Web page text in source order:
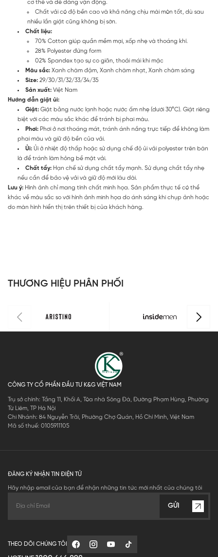
cơ thể và dễ dàng vận động.
Chất vải có độ bền cao và khả năng chịu mài mòn tốt, dù sau
nhiều lần giặt cũng không bị sờn.
Chất liệu:
70% Cotton giúp quần mềm mại, xốp nhẹ và thoáng khí.
28% Polyester đứng form
02% Spandex tạo sự co giãn, thoải mái khi mặc
Màu sắc: Xanh chàm đậm, Xanh chàm nhạt, Xanh chàm sáng
Size: 29/30/31/32/33/34/35
Sản xuất: Việt Nam
Hướng dẫn giặt ủi:
Giặt: Giặt bằng nước lạnh hoặc nước ấm nhẹ (dưới 30°C). Giặt riêng
biệt với các màu sắc khác để tránh bị phai màu.
Phơi: Phơi ở nơi thoáng mát, tránh ánh nắng trực tiếp để không làm
phai màu và giữ độ bền của vải.
Ủi: Ủi ở nhiệt độ thấp hoặc sử dụng chế độ ủi vải polyester trên bàn
là để tránh làm hỏng bề mặt vải.
Chất tẩy: Hạn chế sử dụng chất tẩy mạnh. Sử dụng chất tẩy nhẹ
nếu cần để bảo vệ vải và giữ độ mới lâu dài.
Lưu ý: Hình ảnh chỉ mang tính chất minh họa. Sản phẩm thực tế có thể
khác về màu sắc so với hình ảnh minh họa do ánh sáng khi chụp ảnh hoặc
do màn hình hiển thị trên thiết bị của khách hàng.
THƯƠNG HIỆU PHÂN PHỐI
CÔNG TY CỔ PHẦN ĐẦU TƯ K&G VIỆT NAM
Trụ sở chính: Tầng 11, Khối A, Tòa nhà Sông Đà, Đường Phạm Hùng, Phường
Từ Liêm, TP Hà Nội
Chi Nhánh: 84 Nguyễn Trãi, Phường Chợ Quán, Hồ Chí Minh, Việt Nam
Mã số thuế: 0105911105
ĐĂNG KÝ NHẬN TIN ĐIỆN TỬ
Hãy nhập email của bạn để nhận những tin tức mới nhất của chúng tôi
GỬI
THEO DÕI CHÚNG TÔI